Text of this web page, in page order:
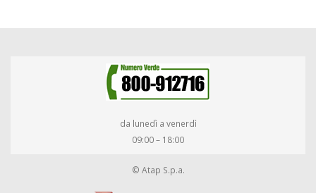
da lunedì a venerdì
09:00 – 18:00
© Atap S.p.a.